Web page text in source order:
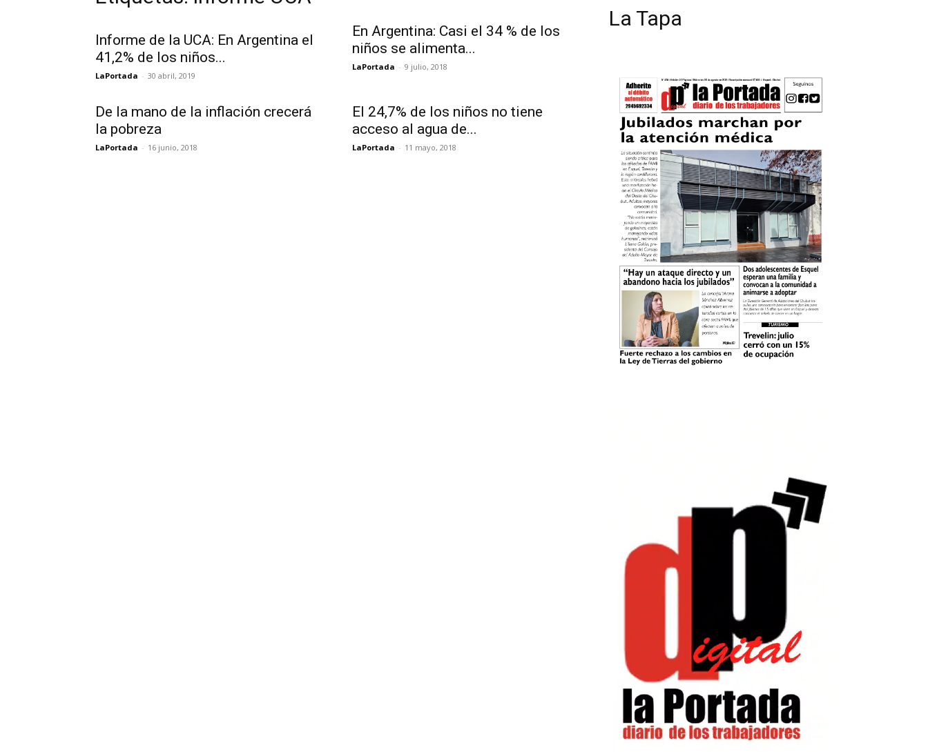
Informe de la UCA: En Argentina el
41,2% de los niños...
LaPortada - 30 abril, 2019
En Argentina: Casi el 34 % de los
niños se alimenta...
LaPortada - 9 julio, 2018
De la mano de la inflación crecerá
la pobreza
LaPortada - 16 junio, 2018
El 24,7% de los niños no tiene
acceso al agua de...
LaPortada - 11 mayo, 2018
La Tapa